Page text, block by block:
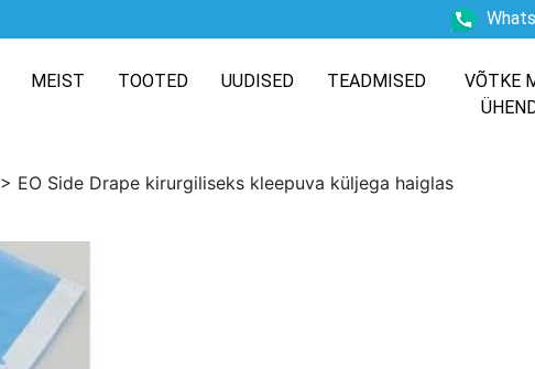
MEIST TOOTED UUDISED TEADMISED
VÕTKE
> EO Side Drape kirurgiliseks kleepuva küljega haiglas